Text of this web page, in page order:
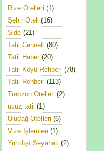
Rize Otelleri (1)
Şehir Oteli (16)
Side (21)
Tatil Cenneti (80)
Tatil Haber(20)
Tatil Köyü Rehberi (78)
Tatil Rehberi (113)
Trabzon Otelleri (2)
ucuz tatil (1)
Uludağ Otelleri (6)
Vize İşlemleri (1)
Yurtdışı Seyahati (2)